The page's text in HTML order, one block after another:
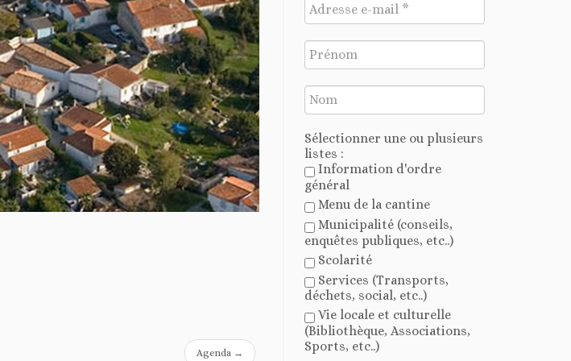
Agenda →
Sélectionner une ou plusieurs
listes :
Information d'ordre
général
Menu de la cantine
Municipalité (conseils,
enquêtes publiques, etc..)
Scolarité
Services (Transports,
déchets, social, etc..)
Vie locale et culturelle
(Bibliothèque, Associations,
Sports, etc..)